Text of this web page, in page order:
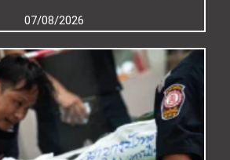
07/08/2026